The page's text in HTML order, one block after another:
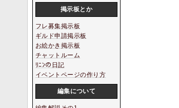
掲示板とか
フレ募集掲示板
ギルド申請掲示板
お絵かき掲示板
チャットルーム
ﾘﾆﾝの日記
イベントページの作り方
編集について